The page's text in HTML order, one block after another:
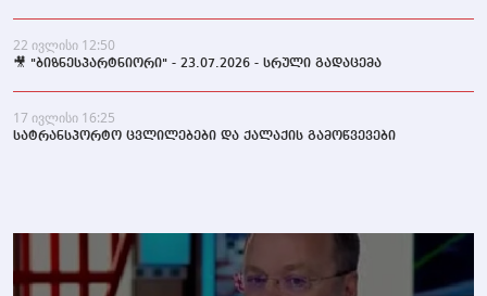
22 ივლისი 12:50
🎥 "ბიზნესპარტნიორი" - 23.07.2026 - სრული გადაცემა
17 ივლისი 16:25
სატრანსპორტო ცვლილებები და ქალაქის გამოწვევები